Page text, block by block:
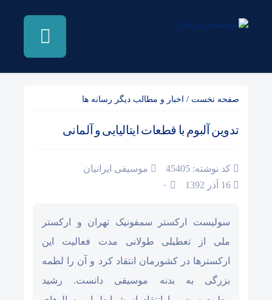
صفحه نخست / اخبار و مطالب دیگر رسانه ها
تدوین آلبوم با قطعات ایتالیایی و آلمانی
کد نوشته: 45405
موسیقی ایرانیان
۰
سولیست ارکستر سمفونیک تهران و ارکستر
ملی از تعطیلی طولانی مدت فعالیت این
ارکسترها در کشورمان انتقاد کرد و آن را لطمه
بزرگی به بدنه موسیقی دانست. رشید